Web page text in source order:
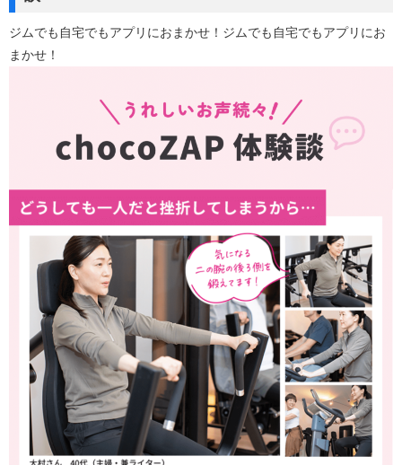
ジムでも自宅でもアプリにおまかせ！ジムでも自宅でもアプリにお
まかせ！